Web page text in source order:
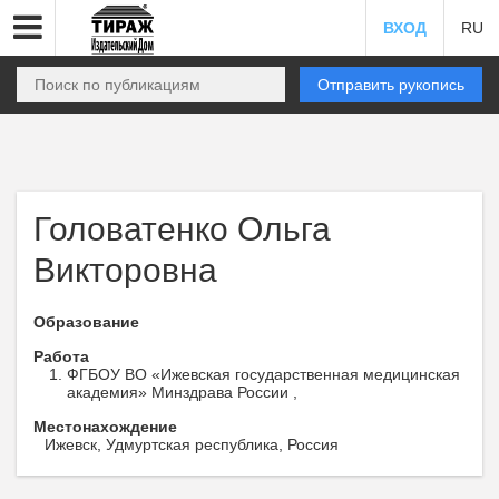
ВХОД RU
Отправить рукопись
Головатенко Ольга
Викторовна
Образование
Работа
ФГБОУ ВО «Ижевская государственная медицинская
академия» Минздрава России ,
Местонахождение
Ижевск, Удмуртская республика, Россия